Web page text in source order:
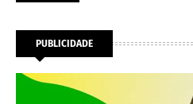
PUBLICIDADE